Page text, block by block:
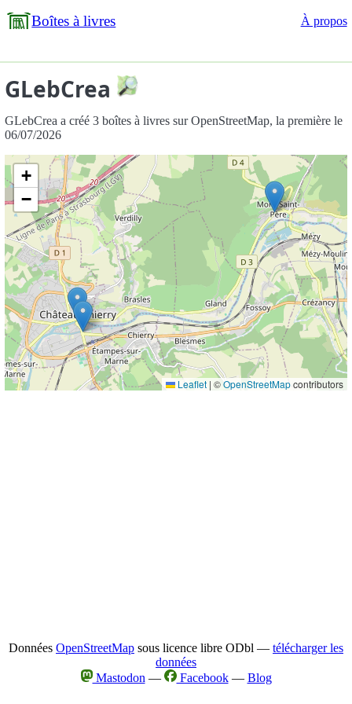
Boîtes à livres À propos
GLebCrea
GLebCrea a créé 3 boîtes à livres sur OpenStreetMap, la première le
06/07/2026
+
−
Leaflet | ©OpenStreetMapcontributors
Données OpenStreetMap sous licence libre ODbl — télécharger les
données
Mastodon — Facebook— Blog